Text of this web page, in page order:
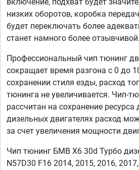
низких оборотов, коробка
будет переключать более
станет намного более отзывчивой.
Профессиональный чип тюнинг
сокращает время разгона с 0 до
сохранении стиля езды, расход
тюнинга не увеличивается. Чип-
рассчитан на сохранение
дизельных двигателях расход
за счет увеличения мощности
Чип тюнинг БМВ Х6 30d Турбо
N57D30 F16 2014, 2015, 2016,